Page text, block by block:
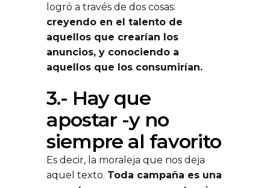
logró a través de dos cosas:
creyendo en el talento de
aquellos que crearían los
anuncios, y conociendo a
aquellos que los consumirían.
3.- Hay que
apostar -y no
siempre al favorito
Es decir, la moraleja que nos deja
aquel texto. Toda campaña es una